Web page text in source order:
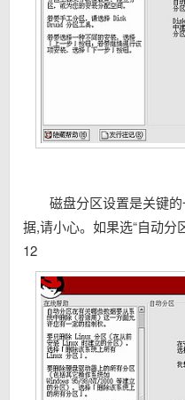
磁盘分区设置是关键
据,请小心。如果选“自动分
12